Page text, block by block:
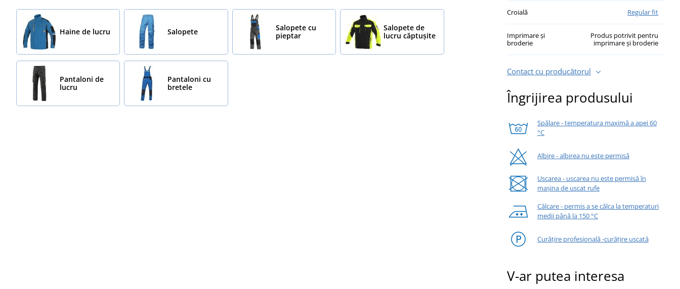
Haine de lucru Salopete
Salopete cu
pieptar
Salopete de
lucru căptușite
Pantaloni de
lucru
Pantaloni cu
bretele
Croială Regular fit
Imprimare și
broderie
Produs potrivit pentru
imprimare și broderie
Contact cu producătorul
Îngrijirea produsului
Spălare - temperatura maximă a apei 60
°C
Albire - albirea nu este permisă
Uscarea - uscarea nu este permisă în
mașina de uscat rufe
Călcare - permis a se călca la temperaturi
medii până la 150 °C
Curățire profesională -curățire uscată
V-ar putea interesa